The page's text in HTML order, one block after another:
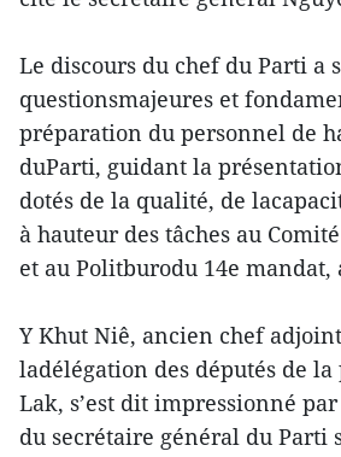
Le discours du chef du Parti a
questionsmajeures et
préparation du personnel de
duParti, guidant la
dotés de la qualité, de
à hauteur des tâches au
et au Politburodu 14e mandat,
Y Khut Niê, ancien chef
ladélégation des députés de
Lak, s’est dit impressionné
du secrétaire général du Parti